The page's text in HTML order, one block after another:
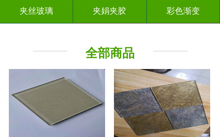
夹丝玻璃 夹娟夹胶 彩色渐变
屏风背景墙
全部商品